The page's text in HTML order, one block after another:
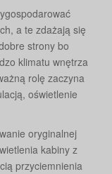
a te zdażają się
strony bo
klimatu wnętrza
rolę zaczyna
oświetlenie
oryginalnej
kabiny z
przyciemnienia